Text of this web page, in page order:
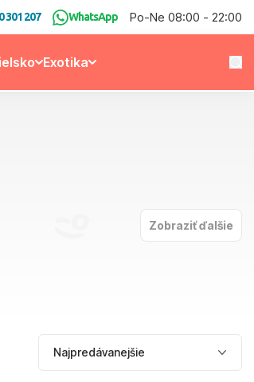
301 207 WhatsApp Po-Ne 08:00 - 22:00
Exotika
Zobraziť ďalšie